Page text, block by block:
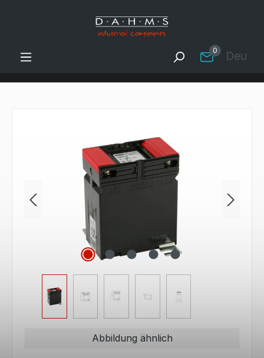
Zum Hauptinhalt springen
0
Bildergalerie überspringen
Abbildung ähnlich